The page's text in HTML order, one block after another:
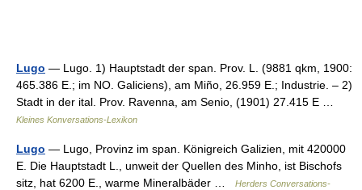
Lugo — Lugo. 1) Hauptstadt der span. Prov. L. (9881 qkm, 1900:
465.386 E.; im NO. Galiciens), am Miño, 26.959 E.; Industrie. – 2)
Stadt in der ital. Prov. Ravenna, am Senio, (1901) 27.415 E …
Kleines Konversations-Lexikon
Lugo — Lugo, Provinz im span. Königreich Galizien, mit 420000
E. Die Hauptstadt L., unweit der Quellen des Minho, ist Bischofs
sitz, hat 6200 E., warme Mineralbäder …
Herders Conversations-